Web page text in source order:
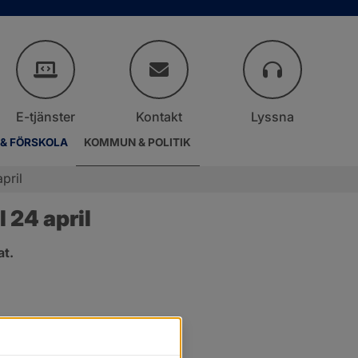
FÖRSKOLA KOMMUN & POLITIK
E-tjänster Kontakt Lyssna
24 april